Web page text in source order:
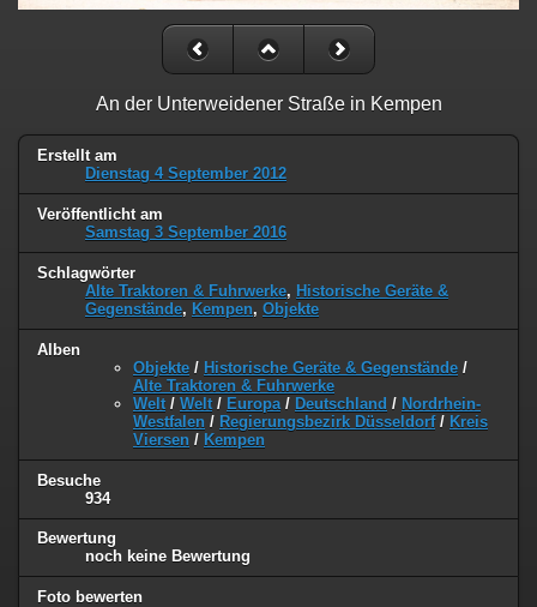
An der Unterweidener Straße in Kempen
Erstellt am
Dienstag 4 September 2012
Veröffentlicht am
Samstag 3 September 2016
Schlagwörter
Alte Traktoren & Fuhrwerke, Historische Geräte &
Gegenstände, Kempen, Objekte
Alben
Objekte / Historische Geräte & Gegenstände /
Alte Traktoren & Fuhrwerke
Welt / Welt / Europa / Deutschland / Nordrhein-
Westfalen / Regierungsbezirk Düsseldorf/ Kreis
Viersen / Kempen
Besuche
934
Bewertung
noch keine Bewertung
Foto bewerten